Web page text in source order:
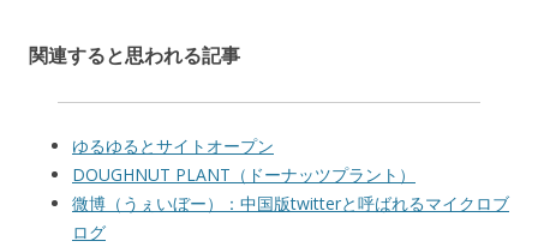
関連すると思われる記事
ゆるゆるとサイトオープン
DOUGHNUT PLANT（ドーナッツプラント）
微博（うぇいぼー）：中国版twitterと呼ばれるマイクロブ
ログ